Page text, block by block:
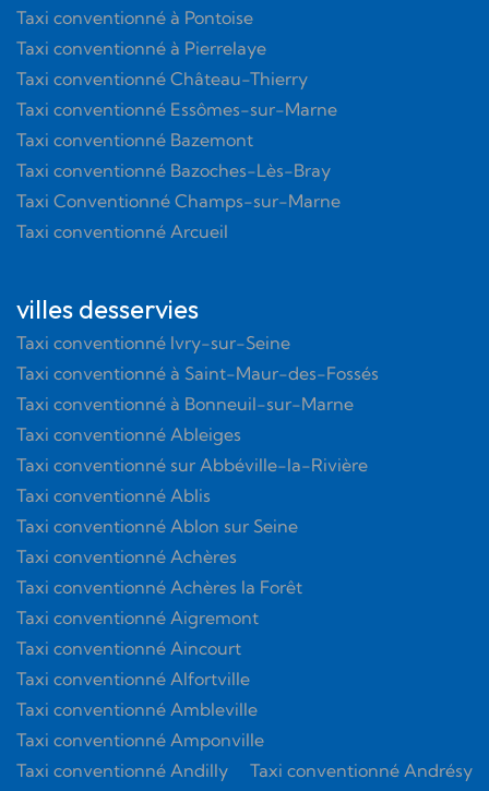
Taxi conventionné à Pontoise
Taxi conventionné à Pierrelaye
Taxi conventionné Château-Thierry
Taxi conventionné Essômes-sur-Marne
Taxi conventionné Bazemont
Taxi conventionné Bazoches-Lès-Bray
Taxi Conventionné Champs-sur-Marne
Taxi conventionné Arcueil
villes desservies
Taxi conventionné Ivry-sur-Seine
Taxi conventionné à Saint-Maur-des-Fossés
Taxi conventionné à Bonneuil-sur-Marne
Taxi conventionné Ableiges
Taxi conventionné sur Abbéville-la-Rivière
Taxi conventionné Ablis
Taxi conventionné Ablon sur Seine
Taxi conventionné Achères
Taxi conventionné Achères la Forêt
Taxi conventionné Aigremont
Taxi conventionné Aincourt
Taxi conventionné Alfortville
Taxi conventionné Ambleville
Taxi conventionné Amponville
Taxi conventionné Andilly
Taxi conventionné Andrésy